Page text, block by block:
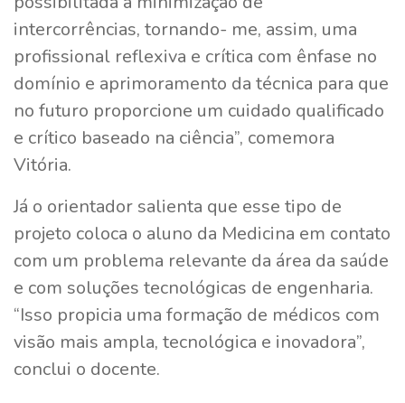
intercorrências, tornando- me, assim, uma
profissional reflexiva e crítica com ênfase no
domínio e aprimoramento da técnica para que
no futuro proporcione um cuidado qualificado
e crítico baseado na ciência”, comemora
Vitória.
Já o orientador salienta que esse tipo de
projeto coloca o aluno da Medicina em contato
com um problema relevante da área da saúde
e com soluções tecnológicas de engenharia.
“Isso propicia uma formação de médicos com
visão mais ampla, tecnológica e inovadora”,
conclui o docente.